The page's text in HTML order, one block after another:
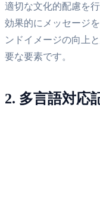
適切な文化的配慮を
効果的にメッセージ
ンドイメージの向上
要な要素です。
2. 多言語対応